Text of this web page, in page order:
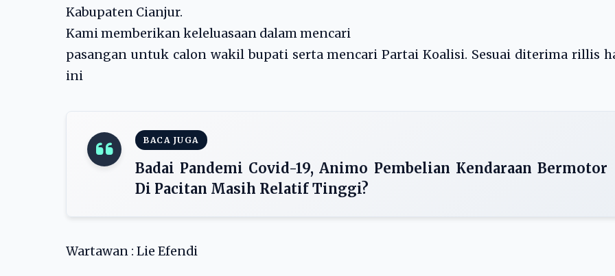
Kabupaten Cianjur.
Kami memberikan keleluasaan dalam mencari
pasangan untuk calon wakil bupati serta mencari Partai Koalisi. Sesuai diterima rillis
ini
BACA JUGA
Badai Pandemi Covid-19, Animo Pembelian Kendaraan Bermotor
Di Pacitan Masih Relatif Tinggi?
Wartawan : Lie Efendi